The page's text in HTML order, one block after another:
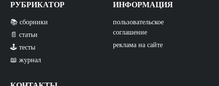
РУБРИКАТОР
📚 сборники
📄 статьи
🕹️ тесты
📖 журнал
ИНФОРМАЦИЯ
пользовательское
соглашение
реклама на сайте